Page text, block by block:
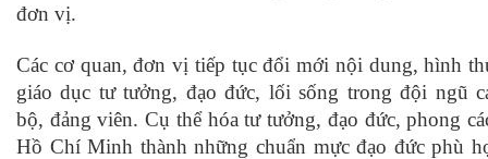
đơn vị.
Các cơ quan, đơn vị tiếp tục đổi mới nội dung, hình
giáo dục tư tưởng, đạo đức, lối sống trong đội ngũ
bộ, đảng viên. Cụ thể hóa tư tưởng, đạo đức, phong
Hồ Chí Minh thành những chuẩn mực đạo đức phù